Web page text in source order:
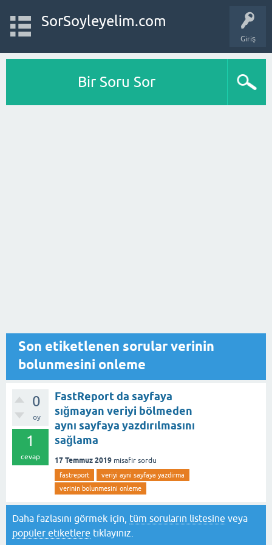
Giriş
SorSoyleyelim.com
Bir Soru Sor
Son etiketlenen sorular verinin
bolunmesini onleme
0
oy
1
cevap
FastReport da sayfaya
sığmayan veriyi bölmeden
aynı sayfaya yazdırılmasını
sağlama
17 Temmuz 2019 misafir sordu
fastreport
veriyi ayni sayfaya yazdirma
verinin bolunmesini onleme
Daha fazlasını görmek için, tüm soruların listesine veya
popüler etiketlere tıklayınız.